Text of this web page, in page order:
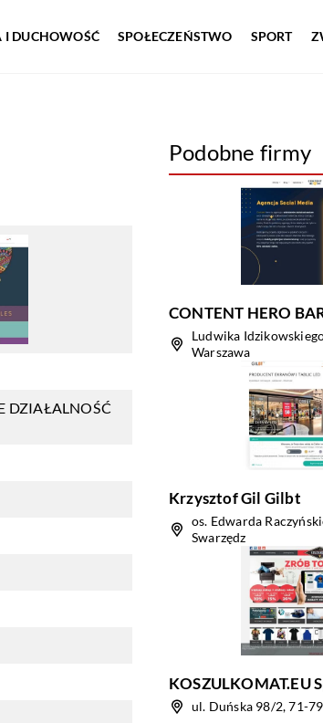
I DUCHOWOŚĆ SPOŁECZEŃSTWO SPORT
DZIAŁALNOŚĆ
Podobne firmy
CONTENT HERO
Ludwika
Warszawa
Krzysztof Gil Gilbt
os. Edwarda
Swarzędz
KOSZULKOMAT.EU
ul. Duńska 98/2, 71-